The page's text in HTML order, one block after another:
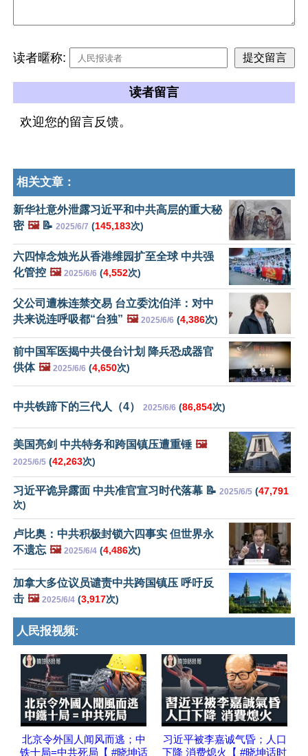
读者暱称:
读者留言
欢迎您的留言反馈。
相关文章：
新华社意外泄露习近平和中共高层的重大秘
密 🖼️📝 2025/6/7 (145,183次)
六四悼念烛光从香港维园扩至全球 中共强
化管控 🖼️ 2025/6/6 (4,552次)
父公司遭株连禁交易 台立委沈伯洋：对中
共来说连呼吸都“台独” 🖼️ 2025/6/6 (4,386次)
前中国军医揭中共侵台计划 降兵恐成器官
供体 🖼️ 2025/6/6 (4,650次)
中共铁蹄下的三代人（4） 2025/6/6 (86,854次)
美国亮剑 中共特务和跨国镇压遭重锤 🖼️
2025/6/5 (42,263次)
习近平诡异露面 中共准官宣习时代落幕 📝 2025/6/5 (47,791
次)
卢比奥：中共积极封锁六四事实 但世界永
不遗忘 🖼️ 2025/6/4 (4,486次)
加拿大多位议员谴责中共跨国镇压 呼吁反
击 🖼️ 2025/6/4 (3,917次)
人民报视频:
北京令外国人闻风而逃；中
铁十局=中共死局【 #晓坤话
习近平被李嘉诚气昏；人口
下降 消费熄火【 #晓坤话时